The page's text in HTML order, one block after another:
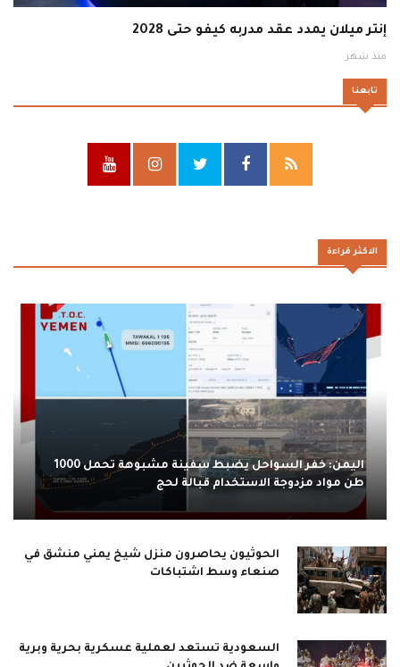
إنتر ميلان يمدد عقد مدربه كيفو حتى 2028
منذ شهر
تابعنا
الاكثر قراءة
اليمن: خفر السواحل يضبط سفينة مشبوهة تحمل 1000
طن مواد مزدوجة الاستخدام قبالة لحج
الحوثيون يحاصرون منزل شيخ يمني منشق في
صنعاء وسط اشتباكات
السعودية تستعد لعملية عسكرية بحرية وبرية